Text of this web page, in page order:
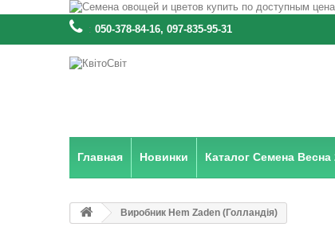
: 050-378-84-16, 097-835-95-31
Главная Новинки Каталог Семена Весна
Виробник Hem Zaden (Голландія)